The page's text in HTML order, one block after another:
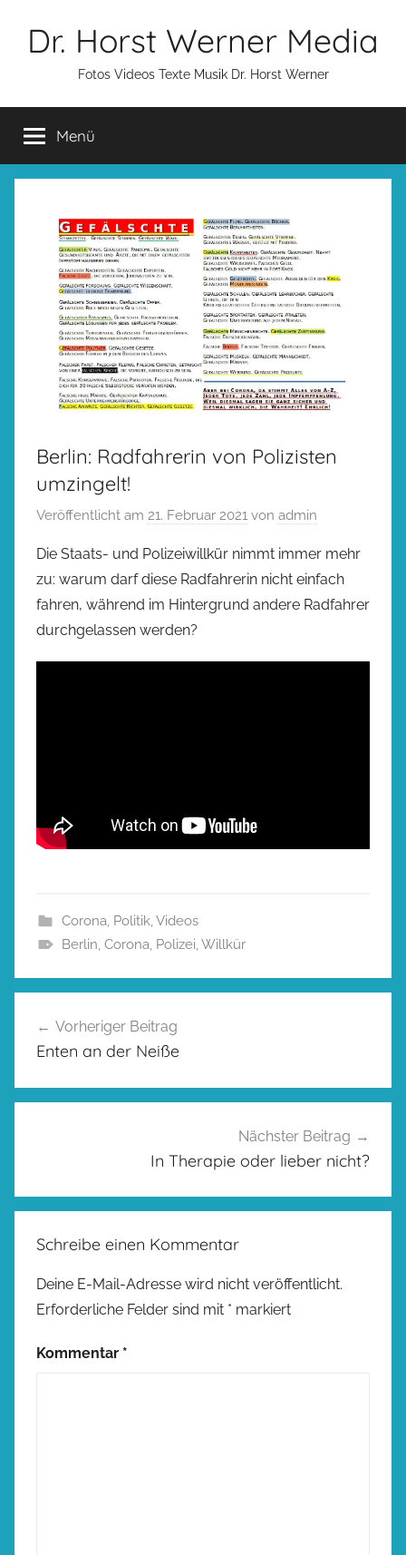
InhaltDr. Horst Werner Media
Fotos Videos Texte Musik Dr. Horst Werner
Menü
Berlin: Radfahrerin von Polizisten
umzingelt!
Veröffentlicht am 21. Februar 2021 von admin
Die Staats- und Polizeiwillkür nimmt immer mehr
zu: warum darf diese Radfahrerin nicht einfach
fahren, während im Hintergrund andere Radfahrer
durchgelassen werden?
Corona, Politik,Videos
Berlin, Corona, Polizei,Willkür
Vorheriger Beitrag
Enten an der Neiße
Nächster Beitrag
In Therapie oder lieber nicht?
Schreibe einen Kommentar
Deine E-Mail-Adresse wird nicht veröffentlicht.
Erforderliche Felder sind mit * markiert
Kommentar *